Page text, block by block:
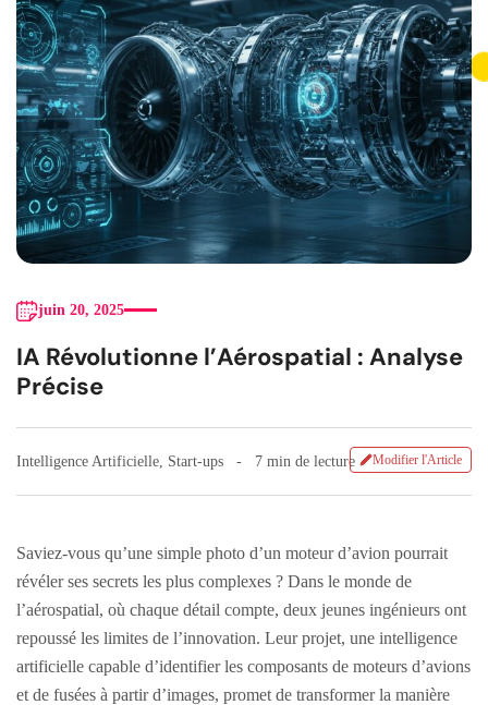
juin 20, 2025
IA Révolutionne l’Aérospatial : Analyse
Précise
Intelligence Artificielle Start-ups 7 min de lecture Modifier l'Article
Saviez-vous qu’une simple photo d’un moteur d’avion pourrait
révéler ses secrets les plus complexes ? Dans le monde de
l’aérospatial, où chaque détail compte, deux jeunes ingénieurs ont
repoussé les limites de l’innovation. Leur projet, une intelligence
artificielle capable d’identifier les composants de moteurs d’avions
et de fusées à partir d’images, promet de transformer la manière